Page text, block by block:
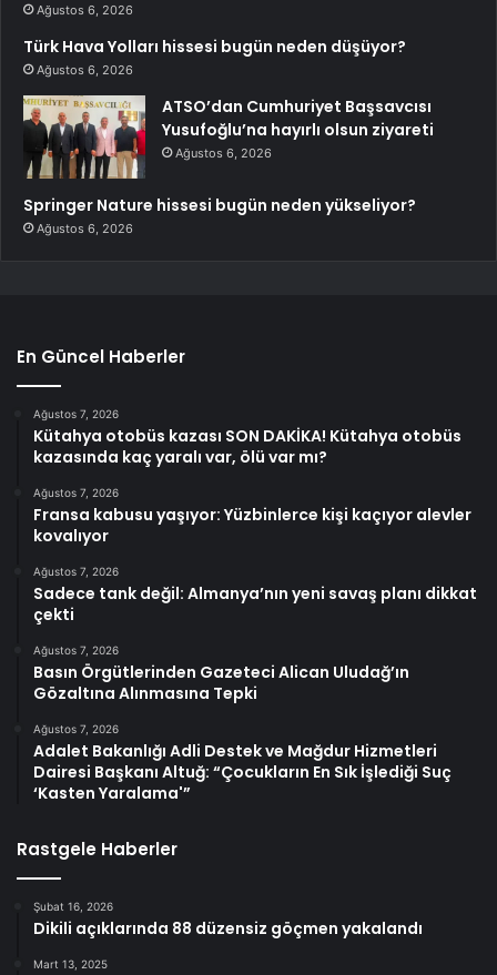
Ağustos 6, 2026
Türk Hava Yolları hissesi bugün neden düşüyor?
Ağustos 6, 2026
ATSO’dan Cumhuriyet Başsavcısı
Yusufoğlu’na hayırlı olsun ziyareti
Ağustos 6, 2026
Springer Nature hissesi bugün neden yükseliyor?
Ağustos 6, 2026
En Güncel Haberler
Ağustos 7, 2026
Kütahya otobüs kazası SON DAKİKA! Kütahya otobüs
kazasında kaç yaralı var, ölü var mı?
Ağustos 7, 2026
Fransa kabusu yaşıyor: Yüzbinlerce kişi kaçıyor alevler
kovalıyor
Ağustos 7, 2026
Sadece tank değil: Almanya’nın yeni savaş planı dikkat
çekti
Ağustos 7, 2026
Basın Örgütlerinden Gazeteci Alican Uludağ’ın
Gözaltına Alınmasına Tepki
Ağustos 7, 2026
Adalet Bakanlığı Adli Destek ve Mağdur Hizmetleri
Dairesi Başkanı Altuğ: “Çocukların En Sık İşlediği Suç
‘Kasten Yaralama'”
Rastgele Haberler
Şubat 16, 2026
Dikili açıklarında 88 düzensiz göçmen yakalandı
Mart 13, 2025